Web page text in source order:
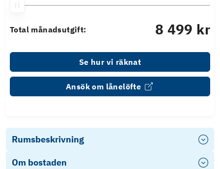
Total månadsutgift: 8 499 kr
Se hur vi räknat
Ansök om lånelöfte
Rumsbeskrivning
Om bostaden